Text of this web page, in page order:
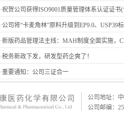
·祝贺公司获得ISO9001质量管理体系认证证书
·公司将“卡麦角林”原料升级到EP9.0、USP39
·新版药品管理法主线：MAH制度全面实施，
·税务新政下发，研发型药企爽了！
·重要通知：公司三证合一
公司地址：
公司邮编